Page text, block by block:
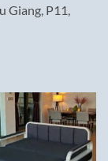
Giang, P11,